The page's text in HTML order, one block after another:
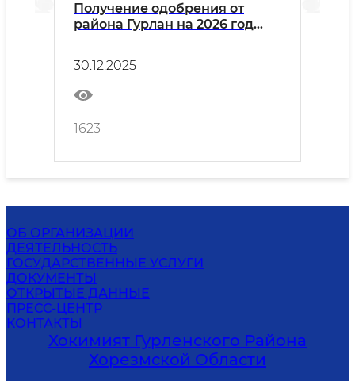
Получение одобрения от
района Гурлан на 2026 год
30.12.2025
1623
ОБ ОРГАНИЗАЦИИ
ДЕЯТЕЛЬНОСТЬ
ГОСУДАРСТВЕННЫЕ УСЛУГИ
ДОКУМЕНТЫ
ОТКРЫТЫЕ ДАННЫЕ
ПРЕСС-ЦЕНТР
КОНТАКТЫ
Хокимият Гурленского Района
Хорезмской Области